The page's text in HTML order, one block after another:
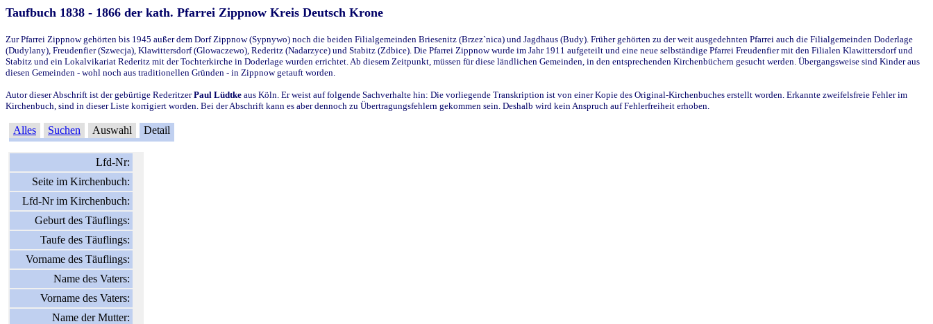
Taufbuch 1838 - 1866 der kath. Pfarrei Zippnow Kreis Deutsch Krone
Zur Pfarrei Zippnow gehörten bis 1945 außer dem Dorf Zippnow (Sypnywo) noch die beiden Filialgemeinden Briesenitz (Brzez`nica) und Jagdhaus (Budy). Früher gehörten zu der weit ausgedehnten Pfarrei auch die Filialgemeinden Doderlage
(Dudylany), Freudenfier (Szwecja), Klawittersdorf (Glowaczewo), Rederitz (Nadarzyce) und Stabitz (Zdbice). Die Pfarrei Zippnow wurde im Jahr 1911 aufgeteilt und eine neue selbständige Pfarrei Freudenfier mit den Filialen Klawittersdorf und
Stabitz und ein Lokalvikariat Rederitz mit der Tochterkirche in Doderlage wurden errichtet. Ab diesem Zeitpunkt, müssen für diese ländlichen Gemeinden, in den entsprechenden Kirchenbüchern gesucht werden. Übergangsweise sind Kinder aus
diesen Gemeinden - wohl noch aus traditionellen Gründen - in Zippnow getauft worden.
Autor dieser Abschrift ist der gebürtige RederitzerPaul Lüdtke aus Köln. Er weist auf folgende Sachverhalte hin: Die vorliegende Transkription ist von einer Kopie des Original-Kirchenbuches erstellt worden. Erkannte zweifelsfreie Fehler im
Kirchenbuch, sind in dieser Liste korrigiert worden. Bei der Abschrift kann es aber dennoch zu Übertragungsfehlern gekommen sein. Deshalb wird kein Anspruch auf Fehlerfreiheit erhoben.
Alles Suchen Auswahl Detail
Lfd-Nr:
Seite im Kirchenbuch:
Lfd-Nr im Kirchenbuch:
Geburt des Täuflings:
Taufe des Täuflings:
Vorname des Täuflings:
Name des Vaters:
Vorname des Vaters:
Name der Mutter: